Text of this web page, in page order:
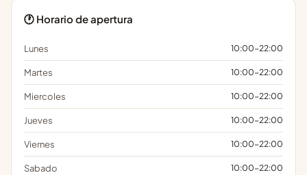
🕐 Horario de apertura
Lunes 10:00-22:00
Martes 10:00-22:00
Miercoles 10:00-22:00
Jueves 10:00-22:00
Viernes 10:00-22:00
Sabado 10:00-22:00